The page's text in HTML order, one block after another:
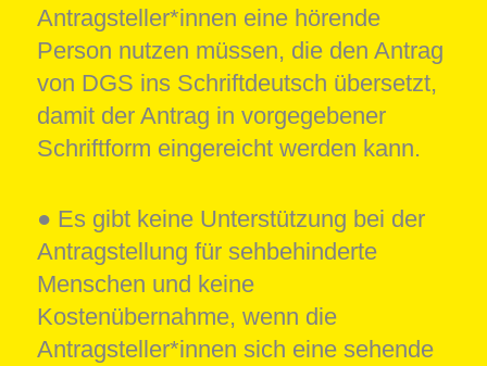
Antragsteller*innen eine hörende
Person nutzen müssen, die den Antrag
von DGS ins Schriftdeutsch übersetzt,
damit der Antrag in vorgegebener
Schriftform eingereicht werden kann.
● Es gibt keine Unterstützung bei der
Antragstellung für sehbehinderte
Menschen und keine
Kostenübernahme, wenn die
Antragsteller*innen sich eine sehende